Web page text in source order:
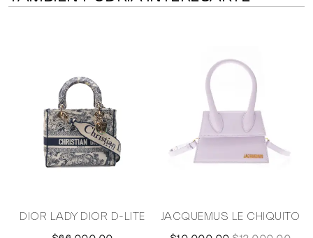
DIOR LADY DIOR D-LITE JACQUEMUS LE CHIQUITO